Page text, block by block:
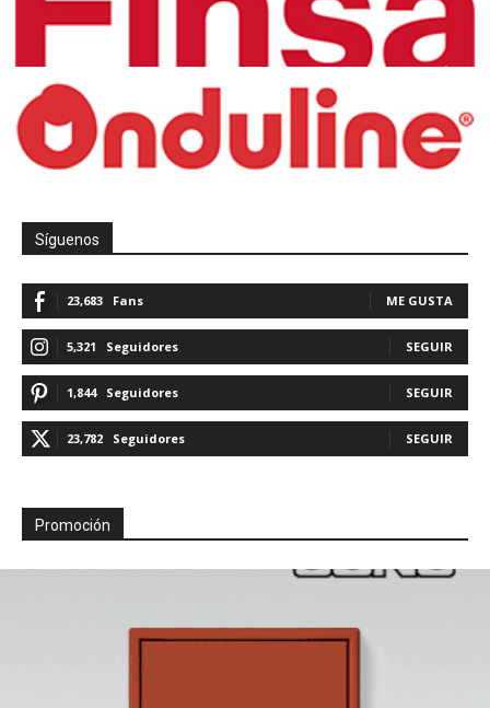
Síguenos
23,683 Fans ME GUSTA
5,321 Seguidores SEGUIR
1,844 Seguidores SEGUIR
23,782 Seguidores SEGUIR
Promoción